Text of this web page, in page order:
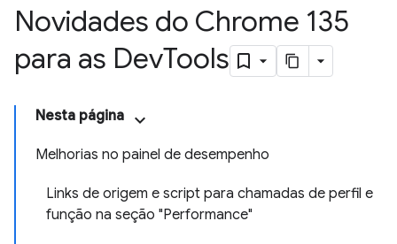
Novidades do Chrome 135
para as DevTools
Nesta página
Melhorias no painel de desempenho
Links de origem e script para chamadas de perfil e
função na seção "Performance"